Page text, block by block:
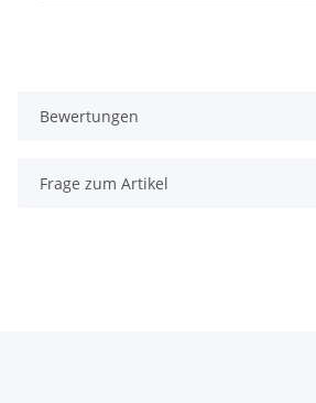
Bewertungen
Frage zum Artikel